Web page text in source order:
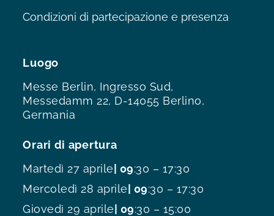
Luogo
Messe Berlin, Ingresso Sud,
Messedamm 22, D-14055 Berlino,
Germania
Orari di apertura
Martedì 27 aprile| 09:30 – 17:30
Mercoledì 28 aprile| 09:30 – 17:30
Giovedì 29 aprile| 09:30 – 15:00
Condizioni di partecipazione e presenza